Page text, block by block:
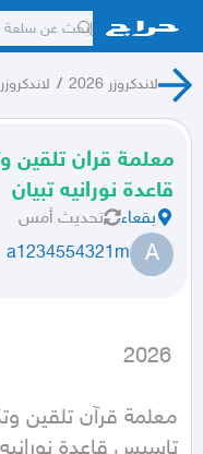
لاندكروزر 2026 / لاندكروزر
معلمة قران تلقين
قاعدة نورانيه تبيان
بقعاء تحديث أمس
A
a1234554321m